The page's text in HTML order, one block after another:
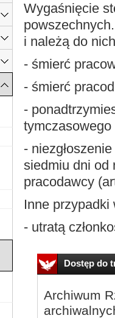
Wygaśnięcie
i należą do
- śmierć
- śmierć
-
-
siedmiu dni od
pracodawcy
Inne
- utratą
Dostęp do
Archiwum